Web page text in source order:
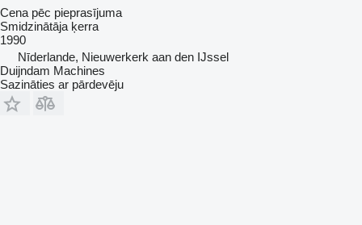
Cena pēc pieprasījuma
Smidzinātāja ķerra
1990
Nīderlande, Nieuwerkerk aan den IJssel
Duijndam Machines
Sazināties ar pārdevēju